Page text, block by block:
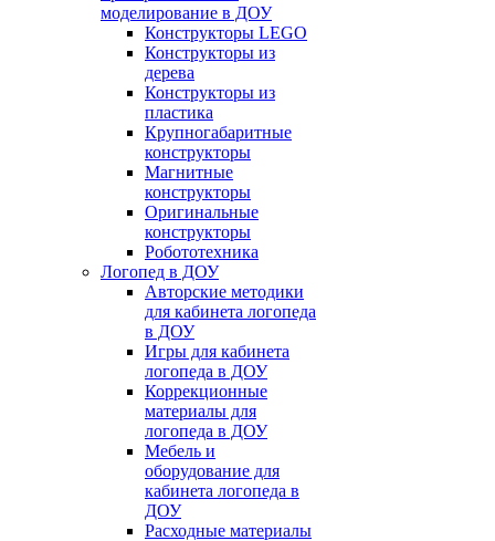
моделирование в ДОУ
Конструкторы LEGO
Конструкторы из
дерева
Конструкторы из
пластика
Крупногабаритные
конструкторы
Магнитные
конструкторы
Оригинальные
конструкторы
Робототехника
Логопед в ДОУ
Авторские методики
для кабинета логопеда
в ДОУ
Игры для кабинета
логопеда в ДОУ
Коррекционные
материалы для
логопеда в ДОУ
Мебель и
оборудование для
кабинета логопеда в
ДОУ
Расходные материалы